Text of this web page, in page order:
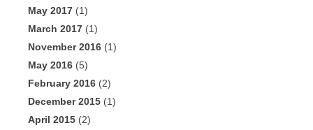
May 2017 (1)
March 2017 (1)
November 2016 (1)
May 2016 (5)
February 2016 (2)
December 2015 (1)
April 2015 (2)